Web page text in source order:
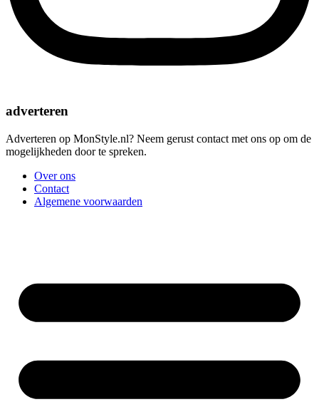
adverteren
Adverteren op MonStyle.nl? Neem gerust contact met ons op om de
mogelijkheden door te spreken.
Over ons
Contact
Algemene voorwaarden